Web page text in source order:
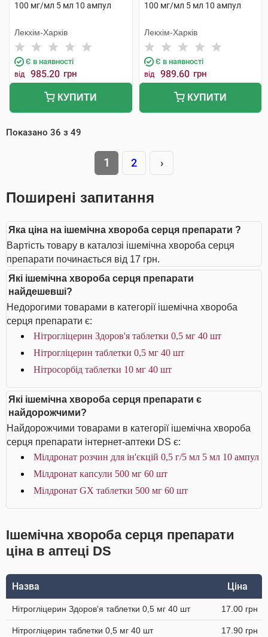
100 мг/мл 5 мл 10 ампул
Лекхім-Харків
Є в наявності
від 985.20 грн
КУПИТИ
100 мг/мл 5 мл 10 ампул
Лекхім-Харків
Є в наявності
від 989.60 грн
КУПИТИ
Показано 36 з 49
1 2 ›
Поширені запитання
Яка ціна на ішемічна хвороба серця препарати ?
Вартість товару в каталозі ішемічна хвороба серця
препарати починається від 17 грн.
Які ішемічна хвороба серця препарати
найдешевші?
Недорогими товарами в категорії ішемічна хвороба
серця препарати є:
Нітрогліцерин Здоров'я таблетки 0,5 мг 40 шт
Нітрогліцерин таблетки 0,5 мг 40 шт
Нітросорбід таблетки 10 мг 40 шт
Які ішемічна хвороба серця препарати є
найдорожчими?
Найдорожчими товарами в категорії ішемічна хвороба
серця препарати інтернет-аптеки DS є:
Мілдронат розчин для ін'єкцій 0,5 г/5 мл 5 мл 10 ампул
Мілдронат капсули 500 мг 60 шт
Мілдронат GX таблетки 500 мг 60 шт
Ішемічна хвороба серця препарати
ціна в аптеці DS
Назва Ціна
Нітрогліцерин Здоров'я таблетки 0,5 мг 40 шт 17.00 грн
Нітрогліцерин таблетки 0,5 мг 40 шт 17.90 грн